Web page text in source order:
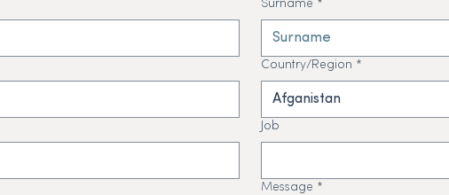
Surname *
Country/Region *
Afganistan
Job
Message *